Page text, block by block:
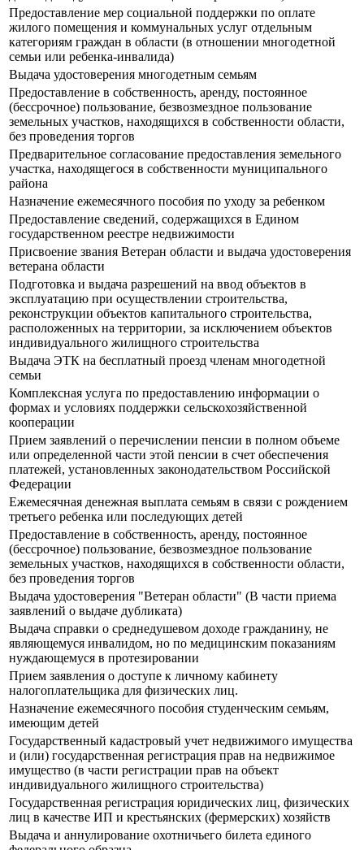
Предоставление мер социальной поддержки по оплате
жилого помещения и коммунальных услуг отдельным
категориям граждан в области (в отношении многодетной
семьи или ребенка-инвалида)
Выдача удостоверения многодетным семьям
Предоставление в собственность, аренду, постоянное
(бессрочное) пользование, безвозмездное пользование
земельных участков, находящихся в собственности области,
без проведения торгов
Предварительное согласование предоставления земельного
участка, находящегося в собственности муниципального
района
Назначение ежемесячного пособия по уходу за ребенком
Предоставление сведений, содержащихся в Едином
государственном реестре недвижимости
Присвоение звания Ветеран области и выдача удостоверения
ветерана области
Подготовка и выдача разрешений на ввод объектов в
эксплуатацию при осуществлении строительства,
реконструкции объектов капитального строительства,
расположенных на территории, за исключением объектов
индивидуального жилищного строительства
Выдача ЭТК на бесплатный проезд членам многодетной
семьи
Комплексная услуга по предоставлению информации о
формах и условиях поддержки сельскохозяйственной
кооперации
Прием заявлений о перечислении пенсии в полном объеме
или определенной части этой пенсии в счет обеспечения
платежей, установленных законодательством Российской
Федерации
Ежемесячная денежная выплата семьям в связи с рождением
третьего ребенка или последующих детей
Предоставление в собственность, аренду, постоянное
(бессрочное) пользование, безвозмездное пользование
земельных участков, находящихся в собственности области,
без проведения торгов
Выдача удостоверения "Ветеран области" (В части приема
заявлений о выдаче дубликата)
Выдача справки о среднедушевом доходе гражданину, не
являющемуся инвалидом, но по медицинским показаниям
нуждающемуся в протезировании
Прием заявления о доступе к личному кабинету
налогоплательщика для физических лиц.
Назначение ежемесячного пособия студенческим семьям,
имеющим детей
Государственный кадастровый учет недвижимого имущества
и (или) государственная регистрация прав на недвижимое
имущество (в части регистрации прав на объект
индивидуального жилищного строительства)
Государственная регистрация юридических лиц, физических
лиц в качестве ИП и крестьянских (фермерских) хозяйств
Выдача и аннулирование охотничьего билета единого